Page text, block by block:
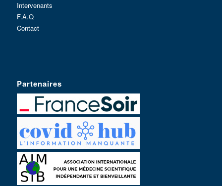
Intervenants
F.A.Q
Contact
Partenaires